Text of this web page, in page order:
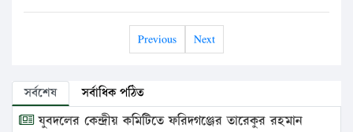
Previous Next
সর্বশেষ সর্বাধিক পঠিত
যুবদলের কেন্দ্রীয় কমিটিতে ফরিদগঞ্জের তারেকুর রহমান